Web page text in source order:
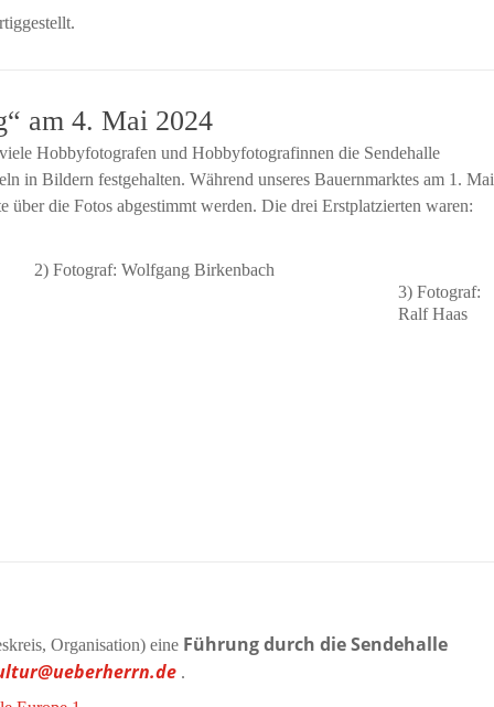
am 4. Mai 2024
Hobbyfotografen und Hobbyfotografinnen die Sendehalle
in Bildern festgehalten. Während unseres Bauernmarktes am 1. Mai
über die Fotos abgestimmt werden. Die drei Erstplatzierten waren:
2) Fotograf: Wolfgang Birkenbach
3) Fotograf:
Ralf Haas
Organisation) eine Führung durch die Sendehalle
.